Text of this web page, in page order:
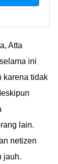
Atta
ini
karena tidak
lain.
netizen
jauh.